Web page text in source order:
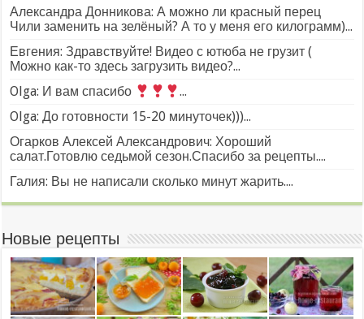
Александра Донникова: А можно ли красный перец
Чили заменить на зелёный? А то у меня его килограмм)...
Евгения: Здравствуйте! Видео с ютюба не грузит (
Можно как-то здесь загрузить видео?...
Olga: И вам спасибо
...
Olga: До готовности 15-20 минуточек)))...
Огарков Алексей Александрович: Хороший
салат.Готовлю седьмой сезон.Спасибо за рецепты....
Галия: Вы не написали сколько минут жарить....
Новые рецепты